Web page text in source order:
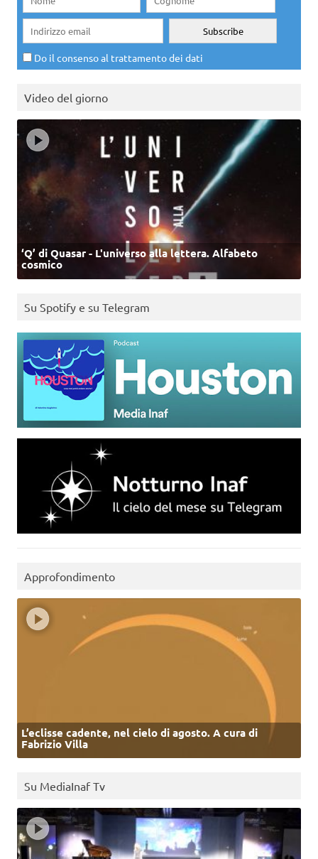
Do il consenso al trattamento dei dati
Video del giorno
‘Q’ di Quasar - L'universo alla lettera. Alfabeto
cosmico
Su Spotify e su Telegram
Approfondimento
L’eclisse cadente, nel cielo di agosto. A cura di
Fabrizio Villa
Su MediaInaf Tv